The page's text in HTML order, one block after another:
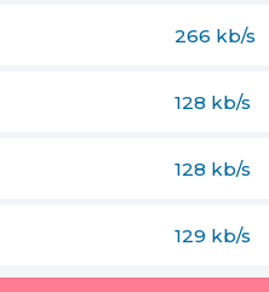
266 kb/s
128 kb/s
128 kb/s
129 kb/s